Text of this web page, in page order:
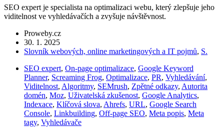
SEO expert je specialista na optimalizaci webu, který zlepšuje jeho
viditelnost ve vyhledávačích a zvyšuje návštěvnost.
Proweby.cz
30. 1. 2025
Slovník webových, online marketingových a IT pojmů, S.
SEO expert, On-page optimalizace, Google Keyword
Planner, Screaming Frog, Optimalizace, PR, Vyhledávání,
Viditelnost, Algoritmy, SEMrush, Zpětné odkazy, Autorita
domén, Moz, Uživatelská zkušenost, Google Analytics,
Indexace, Klíčová slova, Ahrefs, URL, Google Search
Console, Linkbuilding, Off-page SEO, Meta popis, Meta
tagy, Vyhledávače